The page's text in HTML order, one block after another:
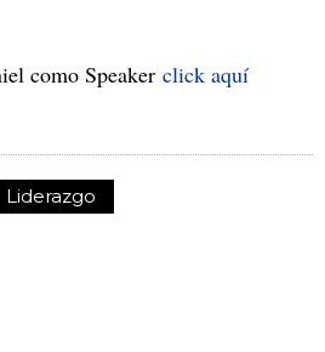
como Speaker click aquí
Liderazgo